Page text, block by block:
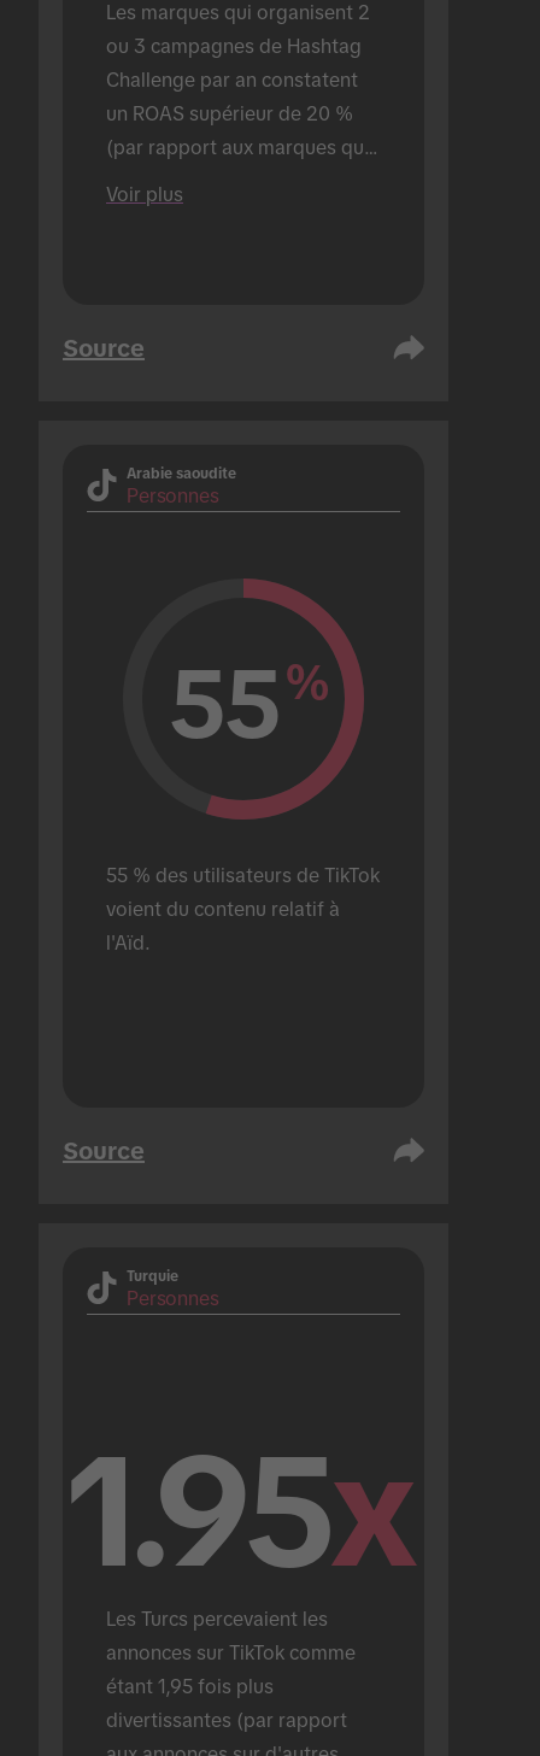
Les marques qui organisent 2
ou 3 campagnes de Hashtag
Challenge par an constatent
un ROAS supérieur de 20 %
(par rapport aux marques qui
Voir plus
Source
Arabie saoudite
Personnes
55%
55 % des utilisateurs de TikTok
voient du contenu relatif à
l'Aïd.
Source
Turquie
Personnes
1.95x
Les Turcs percevaient les
annonces sur TikTok comme
étant 1,95 fois plus
divertissantes (par rapport